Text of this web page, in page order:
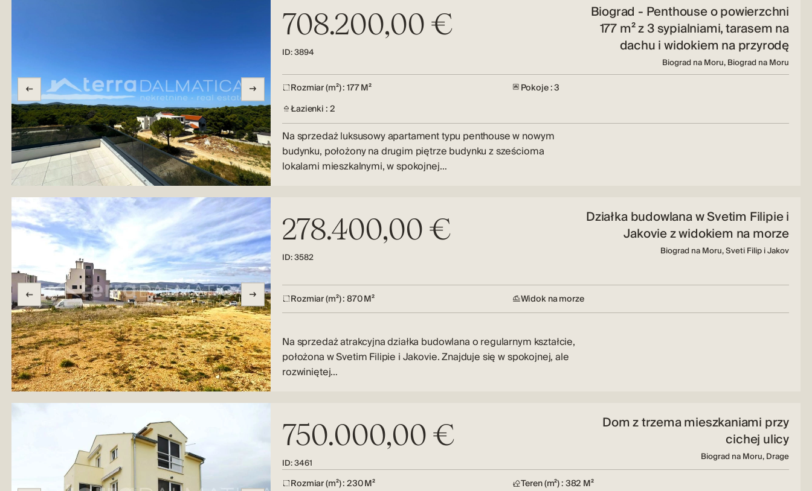
708.200,00 €
ID: 3894
Biograd - Penthouse o powierzchni
177 m² z 3 sypialniami, tarasem na
dachu i widokiem na przyrodę
Biograd na Moru, Biograd na Moru
Rozmiar (m²) : 177 M²
Pokoje : 3
Łazienki : 2
Na sprzedaż luksusowy apartament typu penthouse w nowym
budynku, położony na drugim piętrze budynku z sześcioma
lokalami mieszkalnymi, w spokojnej…
278.400,00 €
ID: 3582
Działka budowlana w Svetim Filipie i
Jakovie z widokiem na morze
Biograd na Moru, Sveti Filip i Jakov
Rozmiar (m²) : 870 M² Widok na morze
Na sprzedaż atrakcyjna działka budowlana o regularnym kształcie,
położona w Svetim Filipie i Jakovie. Znajduje się w spokojnej, ale
rozwiniętej…
750.000,00 €
ID: 3461
Dom z trzema mieszkaniami przy
cichej ulicy
Biograd na Moru, Drage
Rozmiar (m²) : 230 M²
Teren (m²) : 382 M²